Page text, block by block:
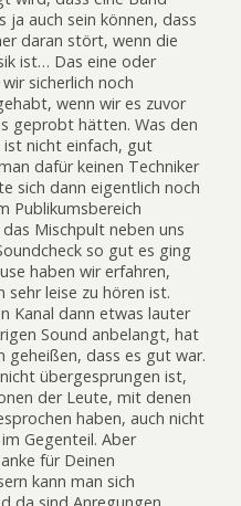
ja auch sein können, dass
daran stört, wenn die
ist… Das eine oder
sicherlich noch
wenn wir es zuvor
geprobt hätten. Was den
nicht einfach, gut
dafür keinen Techniker
sich dann eigentlich noch
Publikumsbereich
Mischpult neben uns
so gut es ging
haben wir erfahren,
sehr leise zu hören ist.
Kanal dann etwas lauter
Sound anbelangt, hat
geheißen, dass es gut war.
übergesprungen ist,
der Leute, mit denen
haben, auch nicht
Gegenteil. Aber
für Deinen
kann man sich